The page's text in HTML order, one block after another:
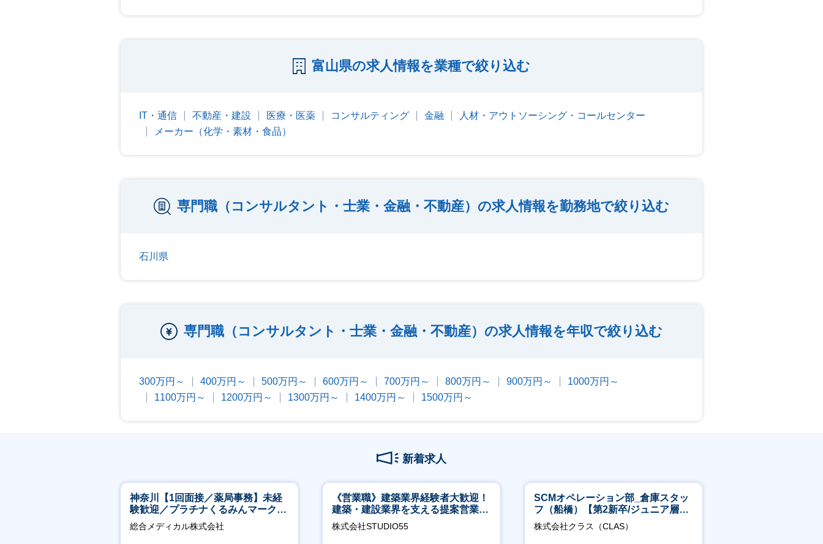
富山県の求人情報を業種で絞り込む
IT・通信 不動産・建設 医療・医薬 コンサルティング 金融
人材・アウトソーシング・コールセンター
メーカー（化学・素材・食品）
専門職（コンサルタント・士業・金融・不動産）の求人情報を勤務地で絞り込む
石川県
専門職（コンサルタント・士業・金融・不動産）の求人情報を年収で絞り込む
300万円～ 400万円～ 500万円～ 600万円～ 700万円～ 800万円～ 900万円～
1000万円～
1100万円～
1200万円～ 1300万円～ 1400万円～ 1500万円～
新着求人
神奈川【1回面接／薬局事務】未経
験歓迎／プラチナくるみんマーク取
得／月平均残業13h／年休126日
総合メディカル株式会社
《営業職》建築業界経験者大歓迎！
建築・建設業界を支える提案営業職
│年休125日◎フレックス
株式会社STUDIO55
SCMオペレーション部_倉庫スタッ
フ（船橋）【第2新卒/ジュニア層歓
迎】
株式会社クラス（CLAS）